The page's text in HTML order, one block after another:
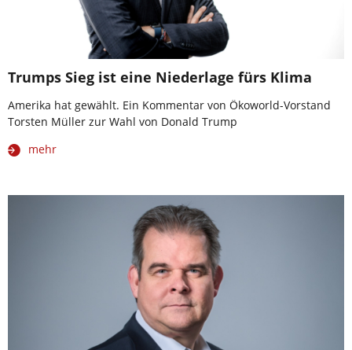
Trumps Sieg ist eine Niederlage fürs Klima
Amerika hat gewählt. Ein Kommentar von Ökoworld-Vorstand
Torsten Müller zur Wahl von Donald Trump
mehr